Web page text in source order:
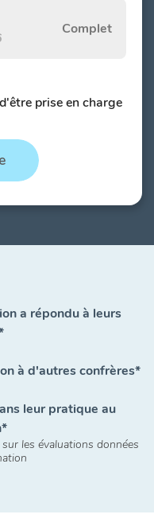
Complet
prise en charge
a répondu à leurs
à d'autres confrères*
leur pratique au
les évaluations données